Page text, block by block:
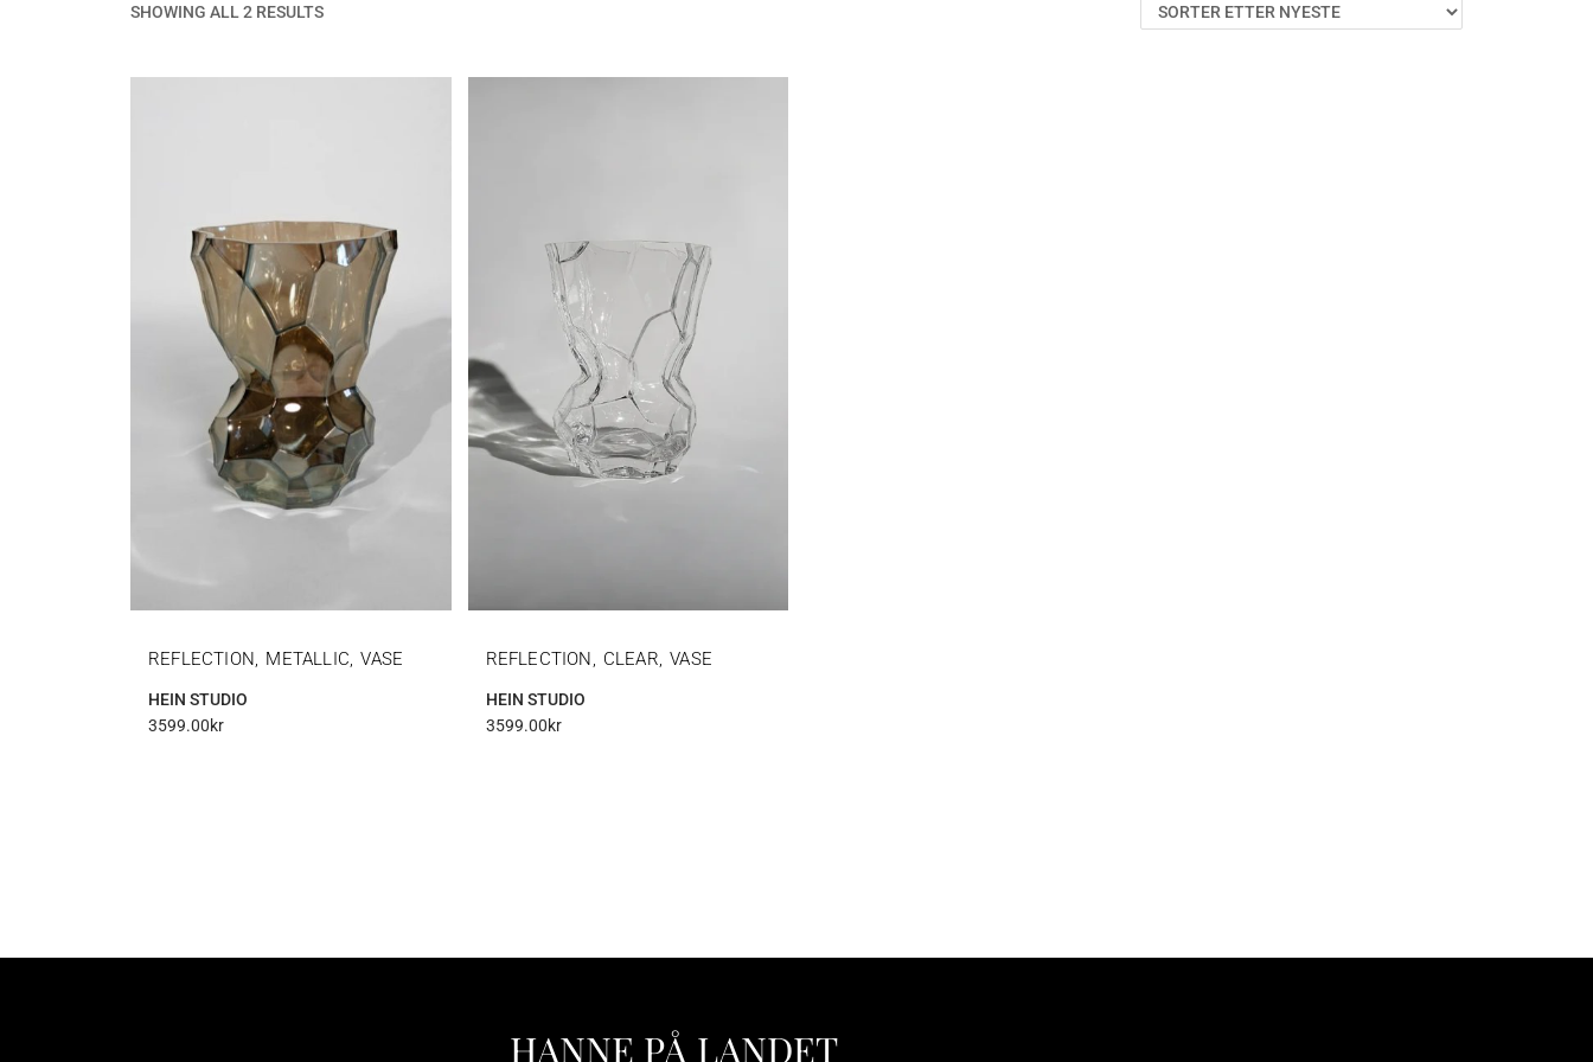
SHOWING ALL 2 RESULTS
REFLECTION, METALLIC, VASE
HEIN STUDIO
3599.00kr
REFLECTION, CLEAR, VASE
HEIN STUDIO
3599.00kr
HANNE PÅ LANDET